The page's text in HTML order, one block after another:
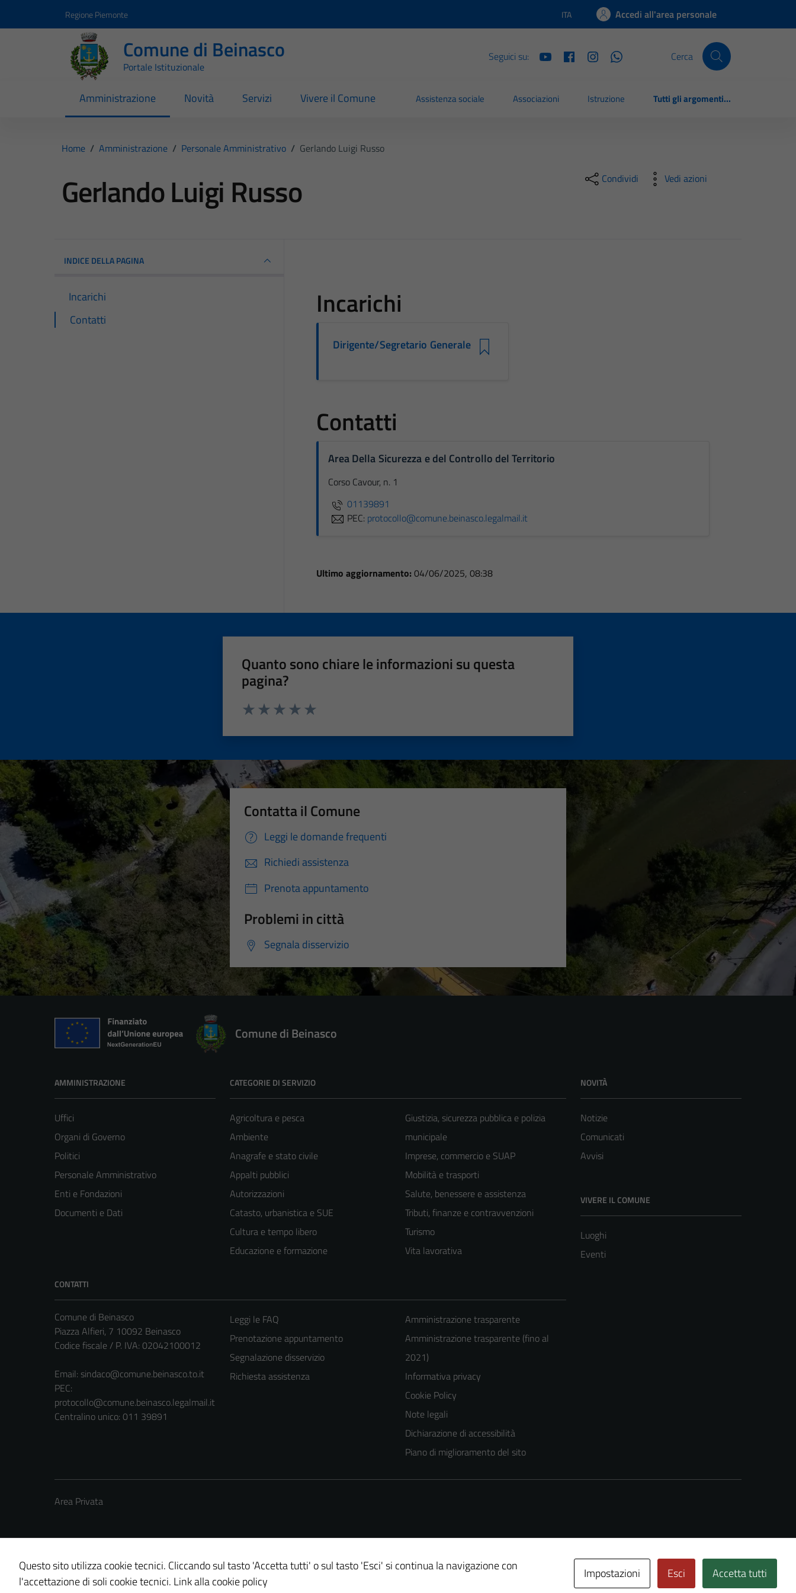
Regione Piemonte Lingua attiva:
ITA Accedi all'area personale
Comune di Beinasco
Portale Istituzionale
Seguici su: Cerca
Amministrazione Novità Servizi Vivere il Comune Assistenza sociale Associazioni Istruzione Tutti gli argomenti...
Home / Amministrazione / Personale Amministrativo / Gerlando Luigi Russo
Gerlando Luigi Russo Condividi Vedi azioni
INDICE DELLA PAGINA
Incarichi
Contatti
Incarichi
Dirigente/Segretario Generale
Contatti
Area Della Sicurezza e del Controllo del Territorio
Corso Cavour, n. 1
01139891
PEC: protocollo@comune.beinasco.legalmail.it
Ultimo aggiornamento: 04/06/2025, 08:38
Quanto sono chiare le informazioni su questa
pagina?
Contatta il Comune
Leggi le domande frequenti
Richiedi assistenza
Prenota appuntamento
Problemi in città
Segnala disservizio
Comune di Beinasco
AMMINISTRAZIONE
Uffici
Organi di Governo
Politici
Personale Amministrativo
Enti e Fondazioni
Documenti e Dati
CATEGORIE DI SERVIZIO
Agricoltura e pesca
Ambiente
Anagrafe e stato civile
Appalti pubblici
Autorizzazioni
Catasto, urbanistica e SUE
Cultura e tempo libero
Educazione e formazione
Giustizia, sicurezza pubblica e polizia
municipale
Imprese, commercio e SUAP
Mobilità e trasporti
Salute, benessere e assistenza
Tributi, finanze e contravvenzioni
Turismo
Vita lavorativa
NOVITÀ
Notizie
Comunicati
Avvisi
VIVERE IL COMUNE
Luoghi
Eventi
CONTATTI
Comune di Beinasco
Piazza Alfieri, 7 10092 Beinasco
Codice fiscale / P. IVA: 02042100012
Email: sindaco@comune.beinasco.to.it
PEC:
protocollo@comune.beinasco.legalmail.it
Centralino unico: 011 39891
Leggi le FAQ
Prenotazione appuntamento
Segnalazione disservizio
Richiesta assistenza
Amministrazione trasparente
Amministrazione trasparente (fino al
2021)
Informativa privacy
Cookie Policy
Note legali
Dichiarazione di accessibilità
Piano di miglioramento del sito
Area Privata
Credits: © Technical Design s.r.l.
Questo sito utilizza cookie tecnici. Cliccando sul tasto 'Accetta tutti' o sul tasto 'Esci' si continua la navigazione con
l'accettazione di soli cookie tecnici. Link alla cookie policy
Impostazioni Esci Accetta tutti